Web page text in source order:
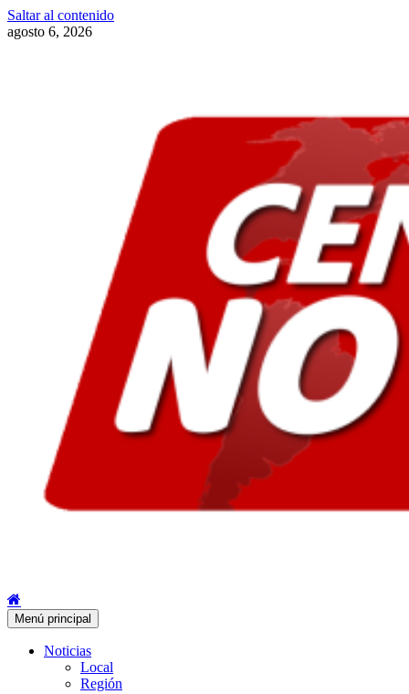
Saltar al contenido
agosto 6, 2026
Menú principal
Noticias
Local
Región